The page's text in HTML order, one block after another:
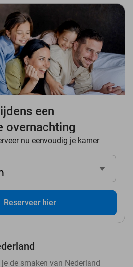
een
overnachting
nu eenvoudig je kamer
Reserveer hier
de smaken van Nederland